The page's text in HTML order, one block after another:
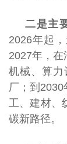
二是主
2026年起
2027年，在
机械、算
厂；到
工、建材、
碳新路径。